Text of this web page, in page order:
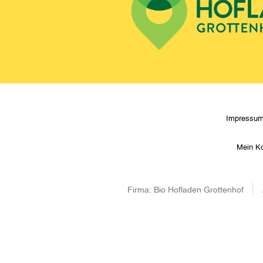
Mein
Firma: Bio Hofladen Grottenhof